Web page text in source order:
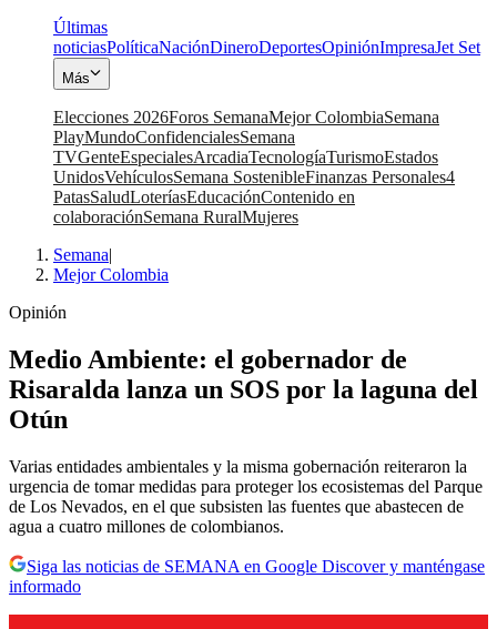
Últimas
noticiasPolíticaNaciónDineroDeportesOpiniónImpresaJet Set
Más
Elecciones 2026Foros SemanaMejor ColombiaSemana
PlayMundoConfidencialesSemana
TVGenteEspecialesArcadiaTecnologíaTurismoEstados
UnidosVehículosSemana SostenibleFinanzas Personales4
PatasSaludLoteríasEducaciónContenido en
colaboraciónSemana RuralMujeres
Semana|
Mejor Colombia
Opinión
Medio Ambiente: el gobernador de
Risaralda lanza un SOS por la laguna del
Otún
Varias entidades ambientales y la misma gobernación reiteraron la
urgencia de tomar medidas para proteger los ecosistemas del Parque
de Los Nevados, en el que subsisten las fuentes que abastecen de
agua a cuatro millones de colombianos.
Siga las noticias de SEMANA en Google Discover y manténgase
informado